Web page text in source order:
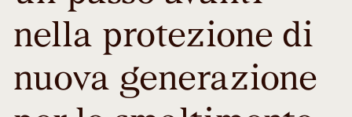
nella protezione di
nuova generazione